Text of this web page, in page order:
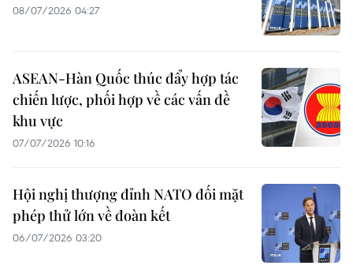
08/07/2026 04:27
ASEAN-Hàn Quốc thúc đẩy hợp tác
chiến lược, phối hợp về các vấn đề
khu vực
07/07/2026 10:16
Hội nghị thượng đỉnh NATO đối mặt
phép thử lớn về đoàn kết
06/07/2026 03:20